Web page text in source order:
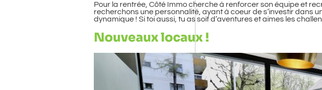
Pour la rentrée, Côté Immo cherche à renforcer son équipe et
recherchons une personnalité, ayant à coeur de s’investir dans
dynamique ! Si toi aussi, tu as soif d’aventures et aimes les
Nouveaux locaux !